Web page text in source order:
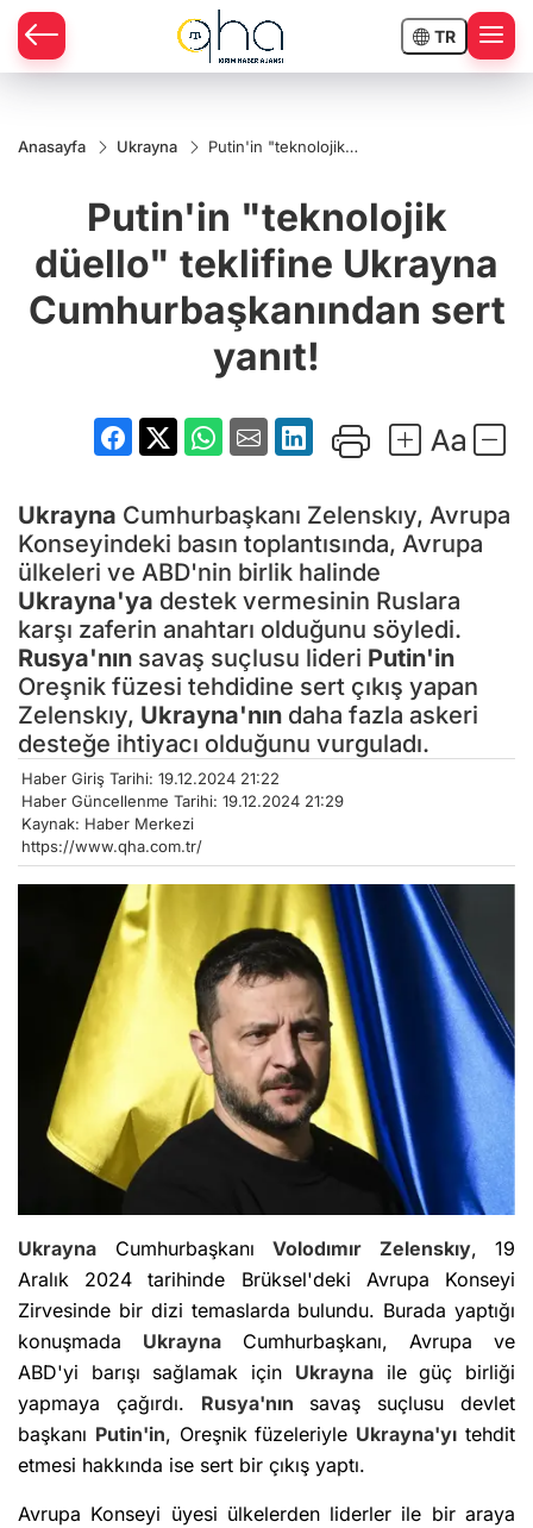
TR
Anasayfa Ukrayna
Putin'in "teknolojik
Cumhurbaşkanından
sert yanıt!
Putin'in "teknolojik
düello" teklifine Ukrayna
Cumhurbaşkanından sert
yanıt!
Ukrayna Cumhurbaşkanı Zelenskıy, Avrupa
Konseyindeki basın toplantısında, Avrupa
ülkeleri ve ABD'nin birlik halinde
Ukrayna'ya destek vermesinin Ruslara
karşı zaferin anahtarı olduğunu söyledi.
Rusya'nın savaş suçlusu lideri Putin'in
Oreşnik füzesi tehdidine sert çıkış yapan
Zelenskıy, Ukrayna'nın daha fazla askeri
desteğe ihtiyacı olduğunu vurguladı.
Haber Giriş Tarihi: 19.12.2024 21:22
Haber Güncellenme Tarihi: 19.12.2024 21:29
Kaynak: Haber Merkezi
https://www.qha.com.tr/
Ukrayna Cumhurbaşkanı Volodımır Zelenskıy, 19
Aralık 2024 tarihinde Brüksel'deki Avrupa Konseyi
Zirvesinde bir dizi temaslarda bulundu. Burada yaptığı
konuşmada Ukrayna Cumhurbaşkanı, Avrupa ve
ABD'yi barışı sağlamak için Ukraynaile güç birliği
yapmaya çağırdı. Rusya'nın savaş suçlusu devlet
başkanı Putin'in, Oreşnik füzeleriyle Ukrayna'yı tehdit
etmesi hakkında ise sert bir çıkış yaptı.
Avrupa Konseyi üyesi ülkelerden liderler ile bir araya